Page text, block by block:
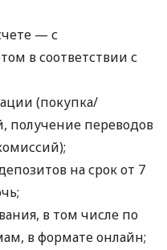
— с
в соответствии с
(покупка/
получение переводов
на срок от 7
в том числе по
в формате онлайн;